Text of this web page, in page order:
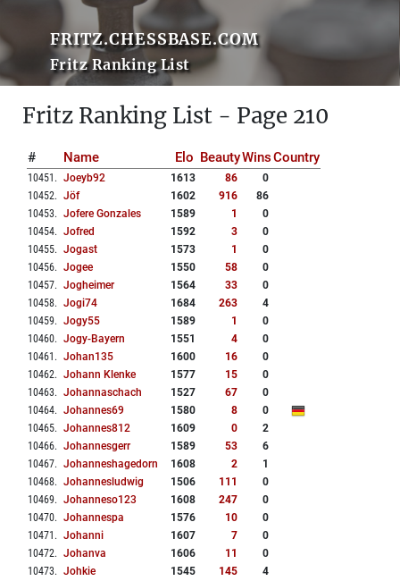
FRITZ.CHESSBASE.COM
Fritz Ranking List
Fritz Ranking List - Page 210
# Name Elo BeautyWinsCountry
10451 . Joeyb92 1613 86
0
10452. Jöf 1602 916
86
10453. Jofere Gonzales 1589 1
0
10454. Jofred 1592 3
0
10455. Jogast 1573 1
0
10456. Jogee 1550 58
0
10457. Jogheimer 1564 33
0
10458. Jogi74 1684 263
4
10459. Jogy55 1589 1
0
10460. Jogy-Bayern 1551 4
0
10461 . Johan135 1600 16
0
10462. Johann Klenke 1577 15
0
10463. Johannaschach 1527 67
0
10464. Johannes69 1580 8
0
10465. Johannes812 1609 0
2
10466. Johannesgerr 1589 53
6
10467. Johanneshagedorn 1608 2
1
10468. Johannesludwig 1506 111
0
10469. Johanneso123 1608 247
0
10470. Johannespa 1576 10
0
10471 . Johanni 1607 7
0
10472. Johanva 1606 11
0
10473. Johkie 1545 145
4